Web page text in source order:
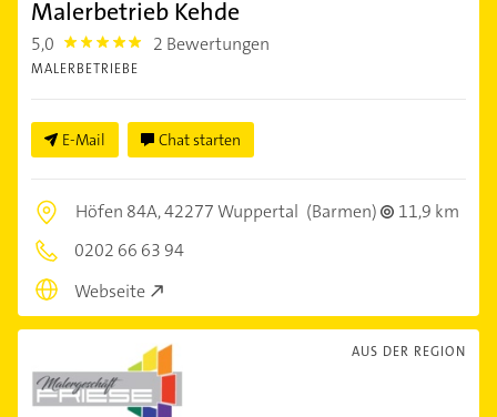
Malerbetrieb Kehde
5,0 5.0 2 Bewertungen
MALERBETRIEBE
E-Mail Chat starten
Höfen 84A,42277 Wuppertal (Barmen)
11,9 km
0202 66 63 94
Webseite
AUS DER REGION